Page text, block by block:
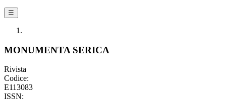
☰
MONUMENTA SERICA
Rivista
Codice:
E113083
ISSN: